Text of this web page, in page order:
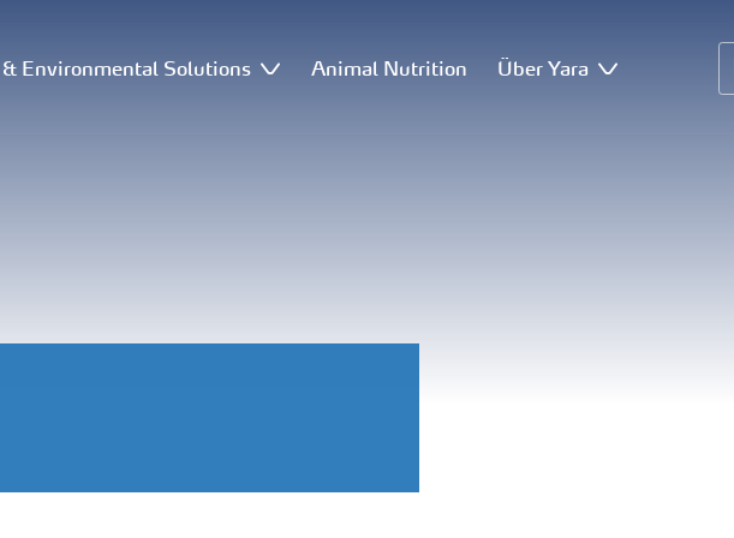
Environmental Solutions Animal Nutrition Über Yara